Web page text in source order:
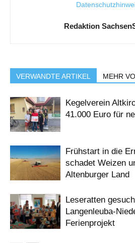
Redaktion
VERWANDTE ARTIKEL MEHR
Kegelverein
41.000 Euro für
Frühstart in die
schadet Weizen
Altenburger Land
Leseratten
Langenleuba-
Ferienprojekt